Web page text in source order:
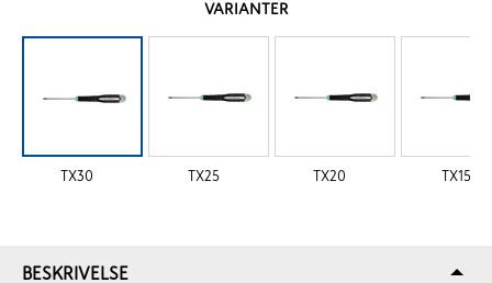
VARIANTER
TX30 TX25 TX20 TX15
BESKRIVELSE